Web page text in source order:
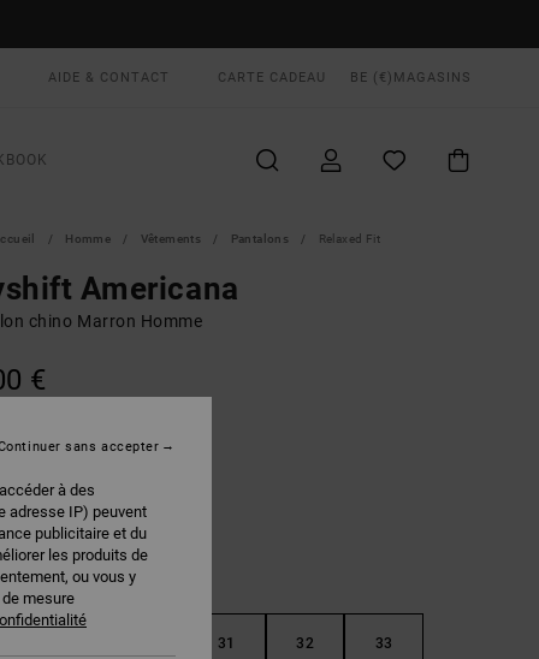
AIDE & CONTACT CARTE CADEAU BE (€) MAGASINS
Homme Vêtements Pantalons Relaxed Fit
Americana
chino Marron Homme
€
Coyote
31 32 33
à des
adresse IP) peuvent
publicitaire et du
les produits de
ou vous y
mesure
sans accepter